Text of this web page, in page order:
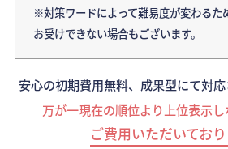
※対策ワードによって難易度が変わるた
お受けできない場合もございます。
安心の初期費用無料、成果型にて対応
万が一現在の順位より上位表示し
ご費用いただいてお